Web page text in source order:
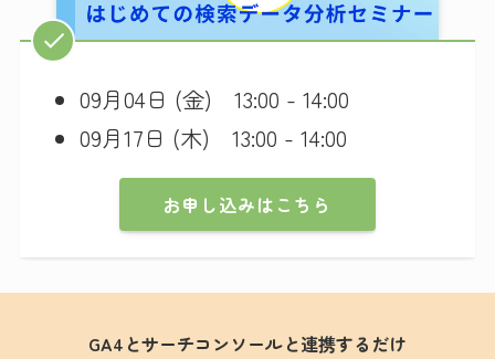
09月04日 (金) 13:00 - 14:00
09月17日 (木) 13:00 - 14:00
お申し込みはこちら
GA4とサーチコンソールと連携するだけ